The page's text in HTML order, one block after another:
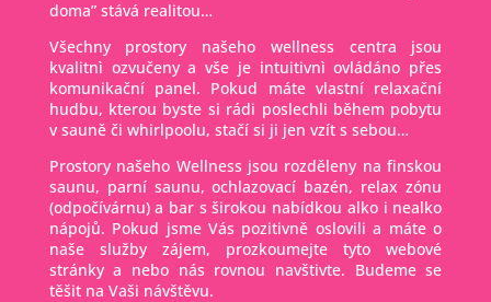
doma” stává realitou…
Všechny prostory našeho wellness centra jsou
kvalitnì ozvučeny a vše je intuitivnì ovládáno přes
komunikační panel. Pokud máte vlastní relaxační
hudbu, kterou byste si rádi poslechli během pobytu
v sauně či whirlpoolu, stačí si ji jen vzít s sebou…
Prostory našeho Wellness jsou rozděleny na finskou
saunu, parní saunu, ochlazovací bazén, relax zónu
(odpočívárnu) a bar s širokou nabídkou alko i nealko
nápojů. Pokud jsme Vás pozitivně oslovili a máte o
naše služby zájem, prozkoumejte tyto webové
stránky a nebo nás rovnou navštivte. Budeme se
těšit na Vaši návštěvu.